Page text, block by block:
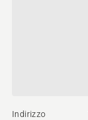
Indirizzo